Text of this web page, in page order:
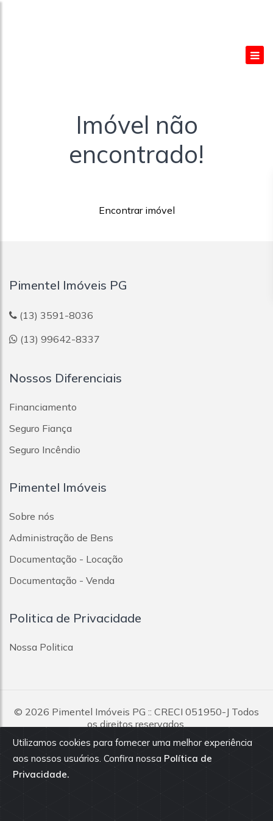
Imóvel não
encontrado!
Encontrar imóvel
Utilizamos cookies para fornecer uma melhor experiência
aos nossos usuários. Confira nossa Política de
Privacidade.
Pimentel Imóveis PG
(13) 3591-8036
(13) 99642-8337
Nossos Diferenciais
Financiamento
Seguro Fiança
Seguro Incêndio
Pimentel Imóveis
Sobre nós
Administração de Bens
Documentação - Locação
Documentação - Venda
Politica de Privacidade
Nossa Politica
© 2026 Pimentel Imóveis PG :: CRECI 051950-J Todos
os direitos reservados.
Todas as informações e valores exibidos neste portal são
fornecidos pelos proprietários dos imóveis, podendo sofrer
alterações sem aviso prévio. Antes da proposta, consulte nossos